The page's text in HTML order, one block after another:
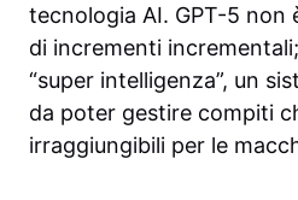
tecnologia AI. GPT-5 non
di incrementi
“super intelligenza”, un
da poter gestire compiti
irraggiungibili per le